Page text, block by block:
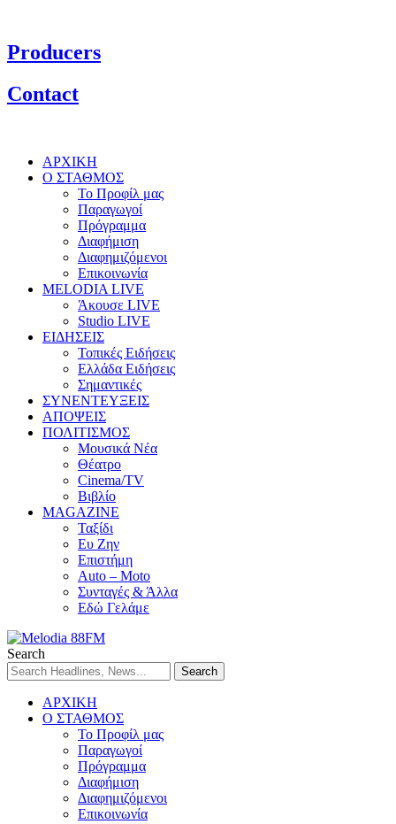
Producers
Contact
ΑΡΧΙΚΗ
Ο ΣΤΑΘΜΟΣ
Το Προφίλ μας
Παραγωγοί
Πρόγραμμα
Διαφήμιση
Διαφημιζόμενοι
Επικοινωνία
MELODIA LIVE
Άκουσε LIVE
Studio LIVE
ΕΙΔΗΣΕΙΣ
Τοπικές Ειδήσεις
Ελλάδα Ειδήσεις
Σημαντικές
ΣΥΝΕΝΤΕΥΞΕΙΣ
ΑΠΟΨΕΙΣ
ΠΟΛΙΤΙΣΜΟΣ
Μουσικά Νέα
Θέατρο
Cinema/TV
Βιβλίο
MAGAZINE
Ταξίδι
Ευ Ζην
Επιστήμη
Auto – Moto
Συνταγές & Άλλα
Εδώ Γελάμε
Search
ΑΡΧΙΚΗ
Ο ΣΤΑΘΜΟΣ
Το Προφίλ μας
Παραγωγοί
Πρόγραμμα
Διαφήμιση
Διαφημιζόμενοι
Επικοινωνία